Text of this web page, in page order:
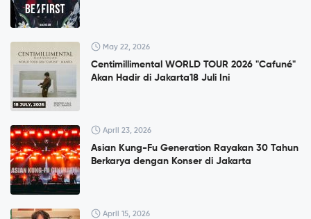
May 22, 2026
Centimillimental WORLD TOUR 2026 "Cafuné"
Akan Hadir di Jakarta18 Juli Ini
April 23, 2026
Asian Kung-Fu Generation Rayakan 30 Tahun
Berkarya dengan Konser di Jakarta
April 15, 2026